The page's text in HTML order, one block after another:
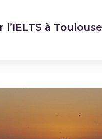
l’IELTS à Toulouse